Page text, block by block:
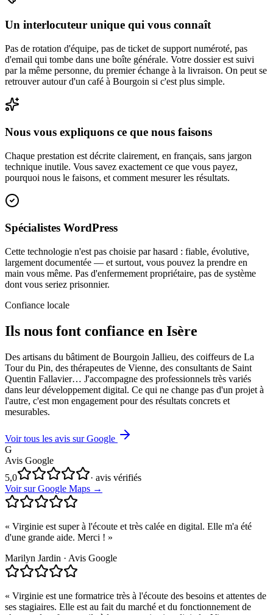
Un interlocuteur unique qui vous connaît
Pas de rotation d'équipe, pas de ticket de support numéroté, pas
d'email qui tombe dans une boîte générale. Votre dossier est suivi
par la même personne, du premier échange à la livraison. On peut se
retrouver autour d'un café à Bourgoin si c'est plus simple.
Nous vous expliquons ce que nous faisons
Chaque prestation est décrite clairement, en français, sans jargon
technique inutile. Vous savez exactement ce que vous payez,
pourquoi nous le faisons, et comment mesurer les résultats.
Spécialistes WordPress
Cette technologie n'est pas choisie par hasard : fiable, évolutive,
largement documentée — et surtout, vous pouvez la prendre en
main vous même. Pas d'enfermement propriétaire, pas de système
dont vous seriez prisonnier.
Confiance locale
Ils nous font confiance en Isère
Des artisans du bâtiment de Bourgoin Jallieu, des coiffeurs de La
Tour du Pin, des thérapeutes de Vienne, des consultants de Saint
Quentin Fallavier… J'accompagne des professionnels très variés
dans leur développement digital. Ce qui ne change pas d'un projet à
l'autre, c'est mon engagement pour des résultats concrets et
mesurables.
Voir tous les avis sur Google
G
Avis Google
5,0
· avis vérifiés
Voir sur Google Maps →
« Virginie est super à l'écoute et très calée en digital. Elle m'a été
d'une grande aide. Merci ! »
Marilyn Jardin · Avis Google
« Virginie est une formatrice très à l'écoute des besoins et attentes de
ses stagiaires. Elle est au fait du marché et du fonctionnement de